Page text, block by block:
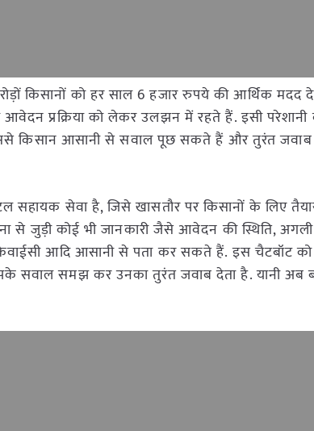
किसानों को हर साल 6 हजार रुपये की आर्थिक मदद
प्रक्रिया को लेकर उलझन में रहते हैं. इसी परेशानी
आसानी से सवाल पूछ सकते हैं और तुरंत जवाब
सहायक सेवा है, जिसे खासतौर पर किसानों के लिए
से जुड़ी कोई भी जानकारी जैसे आवेदन की स्थिति,
आदि आसानी से पता कर सकते हैं. इस चैटबॉट को
सवाल समझ कर उनका तुरंत जवाब देता है. यानी अब